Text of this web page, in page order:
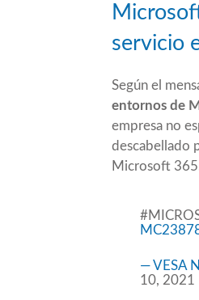
servicio
Según el
entornos de
empresa no
descabellado
Microsoft
— VESA
10, 2021